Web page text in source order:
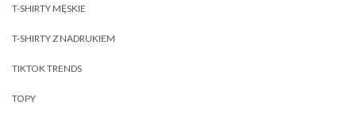
T-SHIRTY MĘSKIE
T-SHIRTY Z NADRUKIEM
TIKTOK TRENDS
TOPY